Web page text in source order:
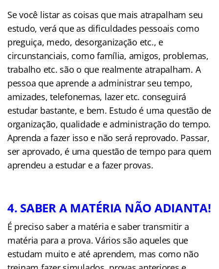
Se você listar as coisas que mais atrapalham seu
estudo, verá que as dificuldades pessoais como
preguiça, medo, desorganização etc., e
circunstanciais, como família, amigos, problemas,
trabalho etc. são o que realmente atrapalham. A
pessoa que aprende a administrar seu tempo,
amizades, telefonemas, lazer etc. conseguirá
estudar bastante, e bem. Estudo é uma questão de
organização, qualidade e administração do tempo.
Aprenda a fazer isso e não será reprovado. Passar,
ser aprovado, é uma questão de tempo para quem
aprendeu a estudar e a fazer provas.
4. SABER A MATÉRIA NÃO ADIANTA!
É preciso saber a matéria e saber transmitir a
matéria para a prova. Vários são aqueles que
estudam muito e até aprendem, mas como não